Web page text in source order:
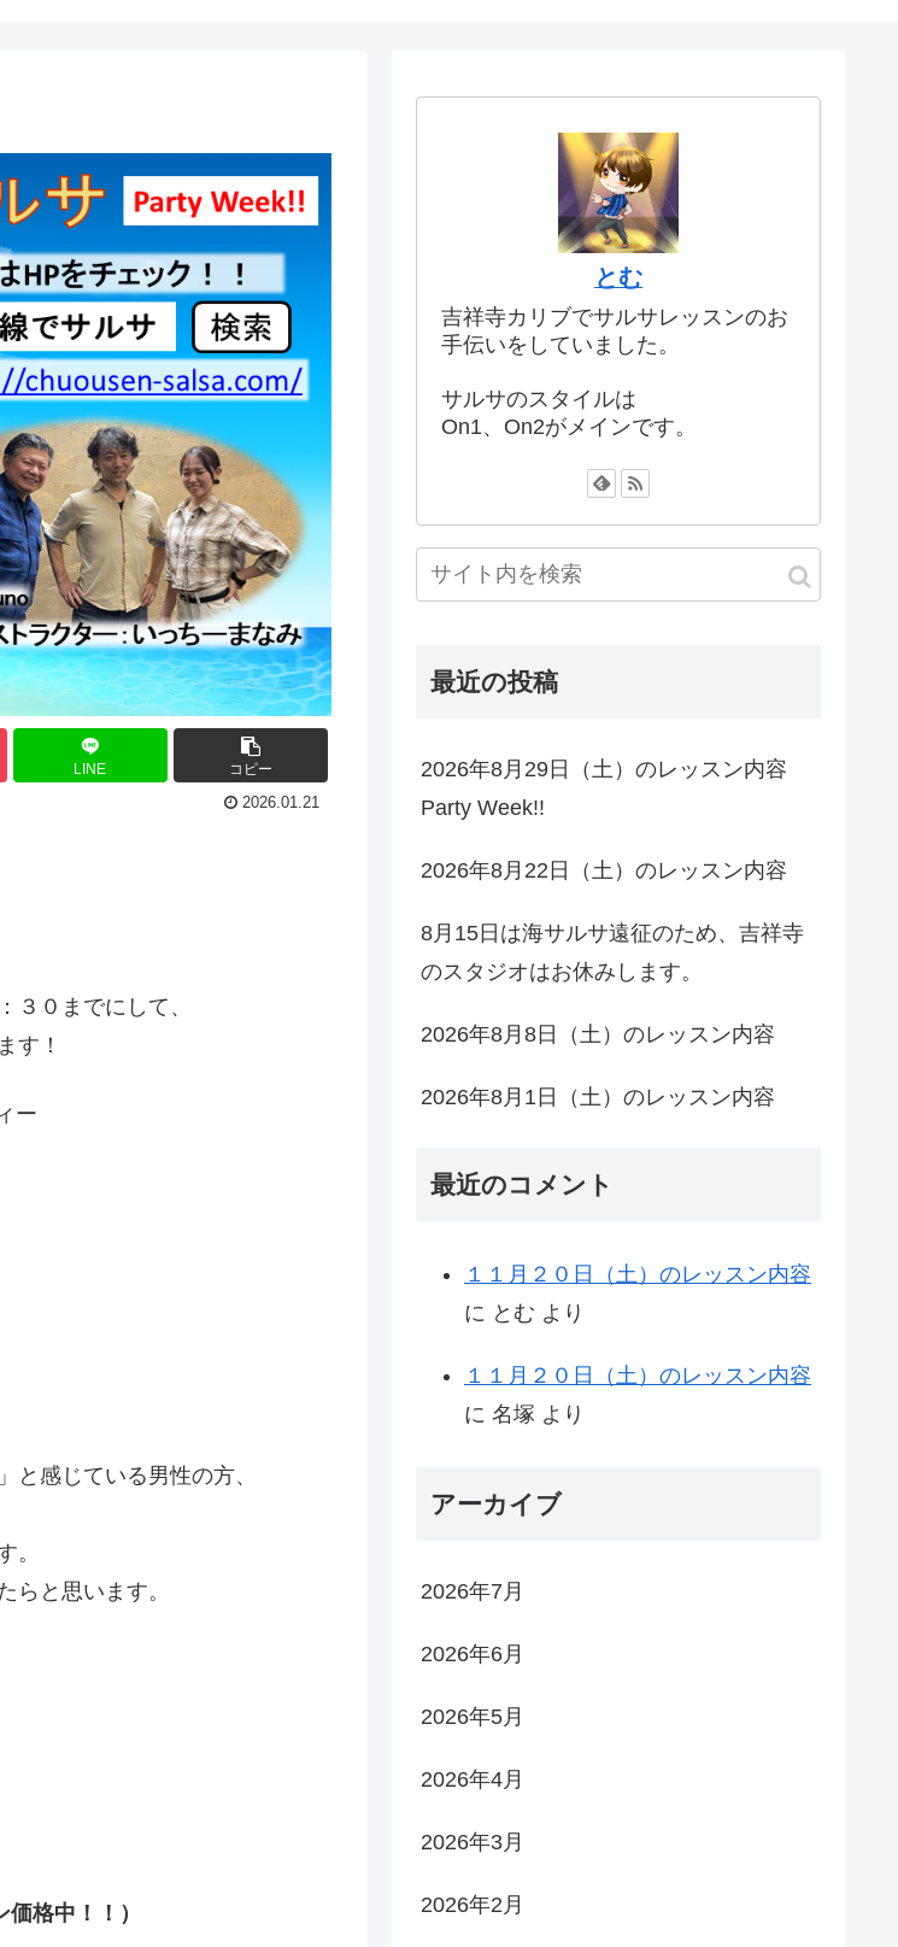
LINE コピー
2026.01.21
３０までにして、
す！
ー
感じている男性の方、
。
らと思います。
格中！！）
とむ
吉祥寺カリブでサルサレッスンのお
手伝いをしていました。
サルサのスタイルは
On1、On2がメインです。
最近の投稿
2026年8月29日（土）のレッスン内容
Party Week!!
2026年8月22日（土）のレッスン内容
8月15日は海サルサ遠征のため、吉祥寺
のスタジオはお休みします。
2026年8月8日（土）のレッスン内容
2026年8月1日（土）のレッスン内容
最近のコメント
１１月２０日（土）のレッスン内容
に とむ より
１１月２０日（土）のレッスン内容
に 名塚 より
アーカイブ
2026年7月
2026年6月
2026年5月
2026年4月
2026年3月
2026年2月